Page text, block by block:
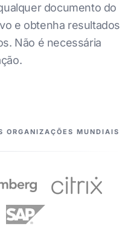
documento do
e obtenha resultados
Não é necessária
ORGANIZAÇÕES MUNDIAIS